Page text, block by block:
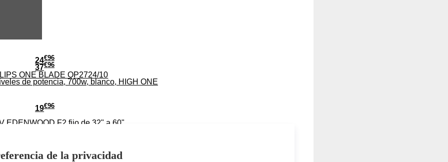
37€96
de potencia, 700w, blanco, HIGH ONE
24€96
ONE BLADE QP2724/10
19€96
EDENWOOD F2 fijo de 32" a 60"
de la privacidad